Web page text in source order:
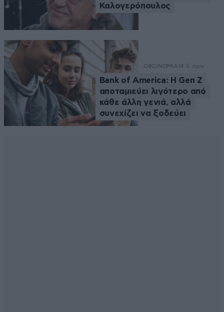
Καλογερόπουλος
ΟΙΚΟΝΟΜΙΑ 14 λ. πριν
Bank of America: Η Gen Z
αποταμιεύει λιγότερο από
κάθε άλλη γενιά, αλλά
συνεχίζει να ξοδεύει